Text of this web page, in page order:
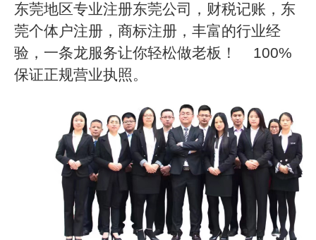
东莞地区专业注册东莞公司，财税记账，东
莞个体户注册，商标注册，丰富的行业经
验，一条龙服务让你轻松做老板！
100%
保证正规营业执照。